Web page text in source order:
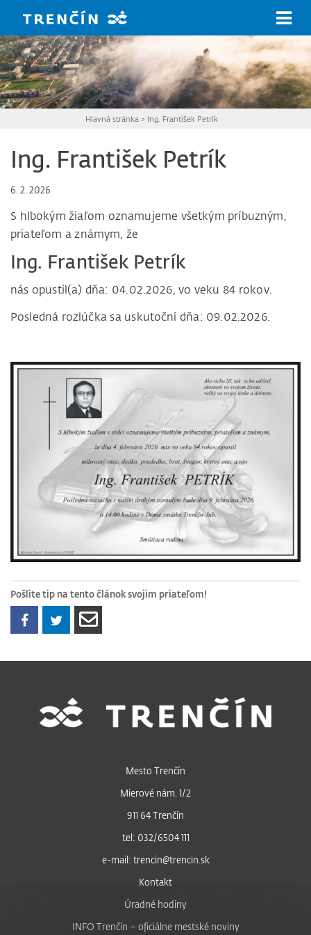
Hlavná stránka > Ing. František Petrík
Ing. František Petrík
6. 2. 2026
S hlbokým žiaľom oznamujeme všetkým príbuzným,
priateľom a známym, že
Ing. František Petrík
nás opustil(a) dňa: 04.02.2026, vo veku 84 rokov.
Posledná rozlúčka sa uskutoční dňa: 09.02.2026.
Pošlite tip na tento článok svojim priateľom!
Mesto Trenčín
Mierové nám. 1/2
911 64 Trenčín
tel: 032/6504 111
e-mail: trencin@trencin.sk
Kontakt
Úradné hodiny
INFO Trenčín – oficiálne mestské noviny